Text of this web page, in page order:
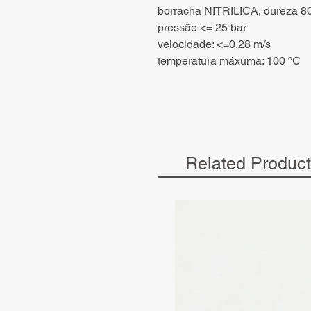
borracha NITRILICA, dureza
pressão <= 25 bar
velocidade: <=0.28 m/s
temperatura máxuma: 100 ºC
Related